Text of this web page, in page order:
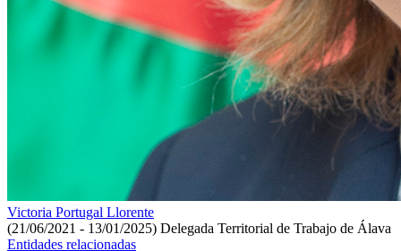
Victoria Portugal Llorente
(21/06/2021 - 13/01/2025) Delegada Territorial de Trabajo de Álava
Entidades relacionadas